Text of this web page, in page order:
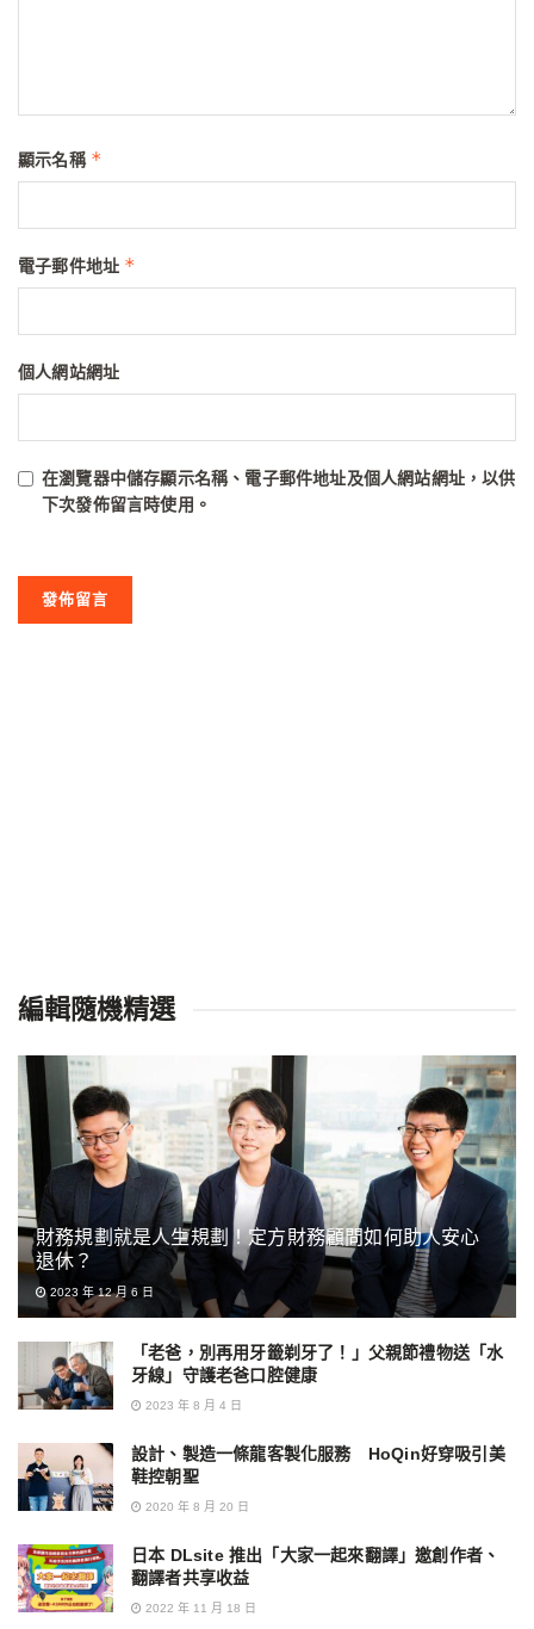
顯示名稱 *
電子郵件地址 *
個人網站網址
在瀏覽器中儲存顯示名稱、電子郵件地址及個人網站網址，以供
下次發佈留言時使用。
編輯隨機精選
財務規劃就是人生規劃！定方財務顧問如何助人安心
退休？
2023 年 12 月 6 日
「老爸，別再用牙籤剃牙了！」父親節禮物送「水
牙線」守護老爸口腔健康
2023 年 8 月 4 日
設計、製造一條龍客製化服務 HoQin好穿吸引美
鞋控朝聖
2020 年 8 月 20 日
日本 DLsite 推出「大家一起來翻譯」邀創作者、
翻譯者共享收益
2022 年 11 月 18 日